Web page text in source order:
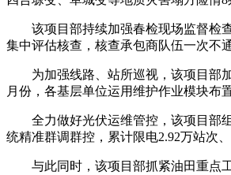
该项目部持续加强春检现场监督检查
集中评估核查，核查承包商队伍一次不
为加强线路、站所巡视，该项目部加
月份，各基层单位运用维护作业模块布
全力做好光伏运维管控，该项目部组
统精准群调群控，累计限电2.92万站次
与此同时，该项目部抓紧油田重点工